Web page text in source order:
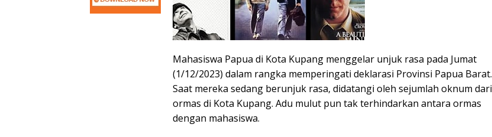
Mahasiswa Papua di Kota Kupang menggelar unjuk rasa pada Jumat
(1/12/2023) dalam rangka memperingati deklarasi Provinsi Papua Barat.
Saat mereka sedang berunjuk rasa, didatangi oleh sejumlah oknum dari
ormas di Kota Kupang. Adu mulut pun tak terhindarkan antara ormas
dengan mahasiswa.